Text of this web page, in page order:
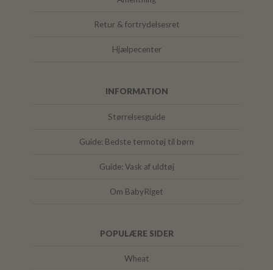
Retur & fortrydelsesret
Hjælpecenter
INFORMATION
Størrelsesguide
Guide: Bedste termotøj til børn
Guide: Vask af uldtøj
Om BabyRiget
POPULÆRE SIDER
Wheat